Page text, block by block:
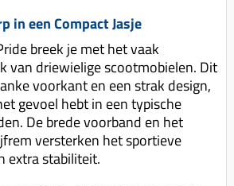
in een Compact Jasje
breek je met het vaak
van driewielige scootmobielen. Dit
voorkant en een strak design,
gevoel hebt in een typische
De brede voorband en het
versterken het sportieve
extra stabiliteit.